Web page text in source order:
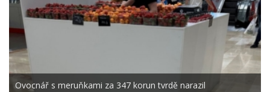
Ovocnář s meruňkami za 347 korun tvrdě narazil